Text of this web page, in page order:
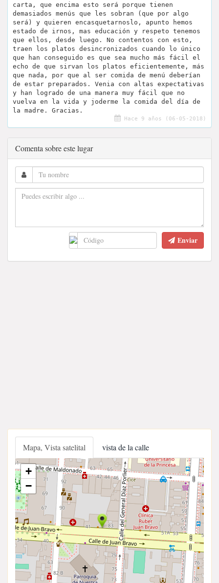
carta, que encima esto será porque tienen
demasiados menús que les sobran (que por algo
será) y quieren encasquetarnoslo, apunto hemos
estado de irnos, mas educación y respeto tenemos
que ellos, desde luego. No contentos con esto,
traen los platos desincronizados cuando lo único
que han conseguido es que sea mucho más fácil el
echo de que sirvan los platos eficientemente, más
que nada, por que al ser comida de menú deberían
de estar preparados. Venia con altas expectativas
y han logrado de una manera muy fácil que no
vuelva en la vida y joderme la comida del día de
la madre. Gracias.
Hace 9 años (06-05-2018)
Comenta sobre este lugar
Enviar
Mapa, Vista satelital vista de la calle
+
−